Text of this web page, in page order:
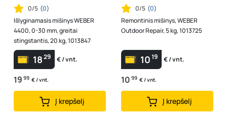
0/5 (0)
Išlyginamasis mišinys WEBER
4400, 0-30 mm, greitai
stingstantis, 20 kg, 1013847
1829 € / vnt.
19 99 € / vnt.
Į krepšelį
0/5 (0)
Remontinis mišinys, WEBER
Outdoor Repair, 5 kg, 1013725
1019 € / vnt.
10 99 € / vnt.
Į krepšelį